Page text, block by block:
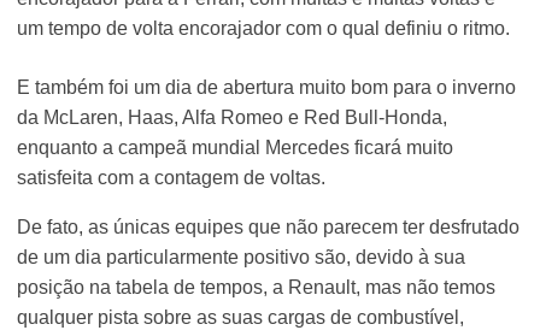
um tempo de volta encorajador com o qual definiu o ritmo.
E também foi um dia de abertura muito bom para o inverno
da McLaren, Haas, Alfa Romeo e Red Bull-Honda,
enquanto a campeã mundial Mercedes ficará muito
satisfeita com a contagem de voltas.
De fato, as únicas equipes que não parecem ter desfrutado
de um dia particularmente positivo são, devido à sua
posição na tabela de tempos, a Renault, mas não temos
qualquer pista sobre as suas cargas de combustível,